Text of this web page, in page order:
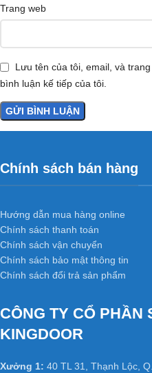
Trang web
Lưu tên của tôi, email, và
bình luận kế tiếp của tôi.
Chính sách bán hàng
Hướng dẫn mua hàng online
Chính sách thanh toán
Chính sách vận chuyển
Chính sách bảo mật thông tin
Chính sách đổi trả sản phẩm
CÔNG TY CỔ PHẦN
KINGDOOR
Xưởng 1: 40 TL 31, Thạnh Lộc,